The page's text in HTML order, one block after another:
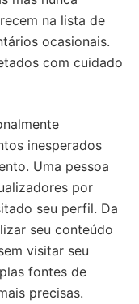
na lista de
ocasionais.
com cuidado
inesperados
Uma pessoa
por
seu perfil. Da
seu conteúdo
visitar seu
fontes de
precisas.